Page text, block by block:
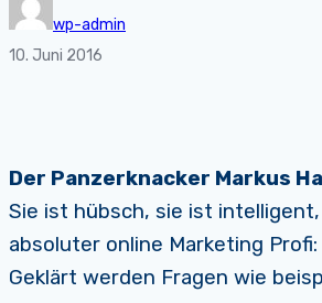
wp-admin
10. Juni 2016
Der Panzerknacker Markus
Sie ist hübsch, sie ist
absoluter online Marketing Profi:
Geklärt werden Fragen wie